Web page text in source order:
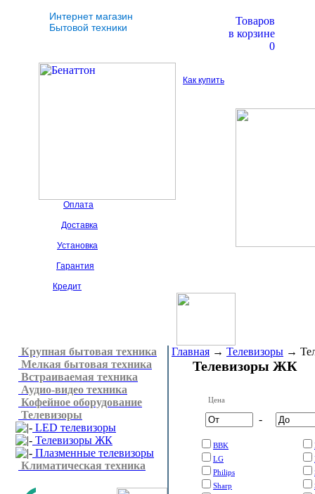
Интернет магазин
Бытовой техники
Товаров
в корзине
0
Как купить
Оплата
Доставка
Установка
Гарантия
Кредит
Крупная бытовая техника
Мелкая бытовая техника
Встраиваемая техника
Аудио-видео техника
Кофейное оборудование
Телевизоры
LED телевизоры
Телевизоры ЖК
Плазменные телевизоры
Климатическая техника
Главная → Телевизоры →
Телевизоры ЖК
Цена
-
BBK
LG
Philips
Sharp